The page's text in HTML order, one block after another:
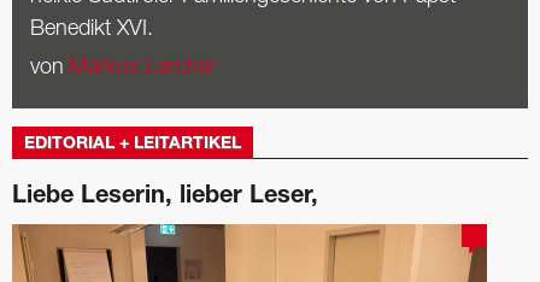
Benedikt XVI.
von Markus Larcher
EDITORIAL + LEITARTIKEL
Liebe Leserin, lieber Leser,